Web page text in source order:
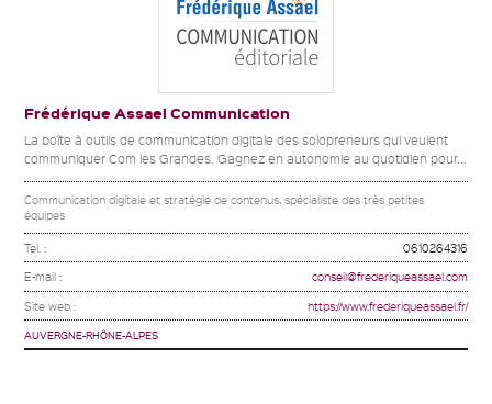
Frédérique Assael Communication
La boîte à outils de communication digitale des solopreneurs qui veulent
communiquer Com les Grandes. Gagnez en autonomie au quotidien pour...
Communication digitale et stratégie de contenus, spécialiste des très petites
équipes
Tel. : 0610264316
E-mail : conseil@frederiqueassael.com
Site web : https://www.frederiqueassael.fr/
AUVERGNE-RHÔNE-ALPES